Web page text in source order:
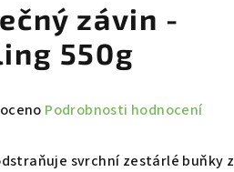
závin -
550g
Podrobnosti hodnocení
svrchní zestárlé buňky z